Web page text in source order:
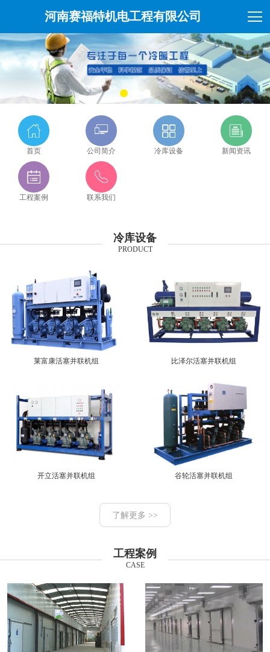
河南赛福特机电工程有限公司
首页 公司简介 冷库设备 新闻资讯
工程案例 联系我们
冷库设备
PRODUCT
莱富康活塞并联机组 比泽尔活塞并联机组
开立活塞并联机组 谷轮活塞并联机组
了解更多 >>
工程案例
CASE